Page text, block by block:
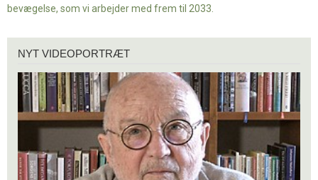
bevægelse, som vi arbejder med frem til 2033.
videoportræt
NYT VIDEOPORTRÆT